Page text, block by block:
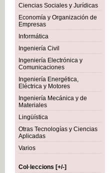
Ciencias Sociales y Jurídicas
Economía y Organización de
Empresas
Informática
Ingeniería Civil
Ingeniería Electrónica y
Comunicaciones
Ingeniería Energética,
Eléctrica y Motores
Ingeniería Mecánica y de
Materiales
Lingüística
Otras Tecnologías y Ciencias
Aplicadas
Varios
Col·leccions [+/-]